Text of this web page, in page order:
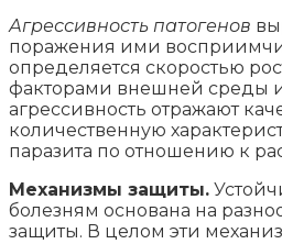
Агрессивность патогенов
поражения ими
определяется скоростью
факторами внешней среды
агрессивность отражают
количественную
паразита по отношению к
Механизмы защиты.
болезням основана на
защиты. В целом эти